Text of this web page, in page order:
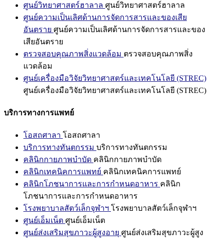
ศูนย์วิทยาศาสตร์ฮาลาล ศูนย์วิทยาศาสตร์ฮาลาล
ศูนย์ความเป็นเลิศด้านการจัดการสารและของเสีย
อันตราย ศูนย์ความเป็นเลิศด้านการจัดการสารและของ
เสียอันตราย
ตรวจสอบคุณภาพสิ่งแวดล้อม ตรวจสอบคุณภาพสิ่ง
แวดล้อม
ศูนย์เครื่องมือวิจัยวิทยาศาสตร์และเทคโนโลยี (STREC)
ศูนย์เครื่องมือวิจัยวิทยาศาสตร์และเทคโนโลยี (STREC)
บริการทางการแพทย์
โอสถศาลา โอสถศาลา
บริการทางทันตกรรม บริการทางทันตกรรม
คลินิกกายภาพบำบัด คลินิกกายภาพบำบัด
คลินิกเทคนิคการแพทย์ คลินิกเทคนิคการแพทย์
คลินิกโภชนาการและการกำหนดอาหาร คลินิก
โภชนาการและการกำหนดอาหาร
โรงพยาบาลสัตว์เล็กจุฬาฯ โรงพยาบาลสัตว์เล็กจุฬาฯ
ศูนย์เอ็มเน็ต ศูนย์เอ็มเน็ต
ศูนย์ส่งเสริมสุขภาวะผู้สูงอายุ ศูนย์ส่งเสริมสุขภาวะผู้สูง